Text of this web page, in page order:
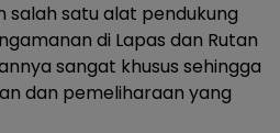
salah satu alat pendukung
di Lapas dan Rutan
sangat khusus sehingga
dan pemeliharaan yang